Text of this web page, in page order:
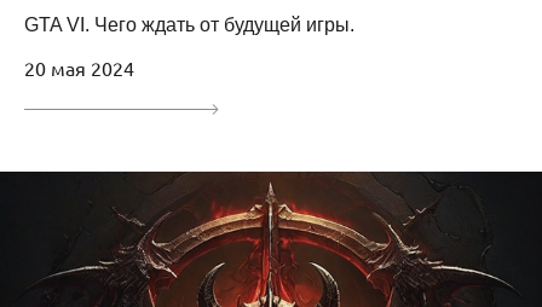
GTA VI. Чего ждать от будущей игры.
20 мая 2024